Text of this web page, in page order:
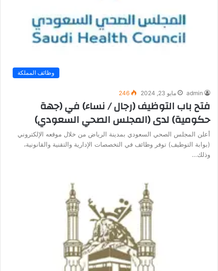
وظائف المملكة
admin مايو 23, 2024 246
فتح باب التوظيف (رجال / نساء) في (جهة
حكومية) لدى (المجلس الصحي السعودي)
أعلن المجلس الصحي السعودي بمدينة الرياض من خلال موقعه الإلكتروني
(بوابة التوظيف) توفر وظائف في التخصصات الإدارية والتقنية والقانونية،
وذلك…